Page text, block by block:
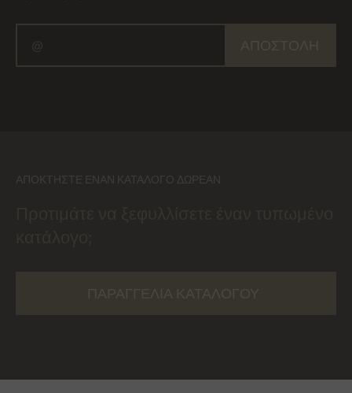
ΑΠΟΚΤΉΣΤΕ ΈΝΑΝ ΚΑΤΆΛΟΓΟ ΔΩΡΕΆΝ